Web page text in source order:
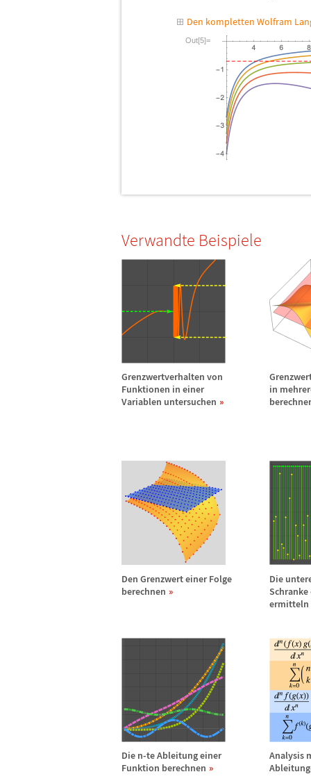
Den kompletten Wolfram
Out[5]=
Verwandte Beispiele
Grenzwertverhalten von
Funktionen in einer
Variablen untersuchen
in
Den Grenzwert einer Folge
berechnen
Die
Schranke
ermitteln
Die n-te Ableitung einer
Funktion berechnen
Analysis